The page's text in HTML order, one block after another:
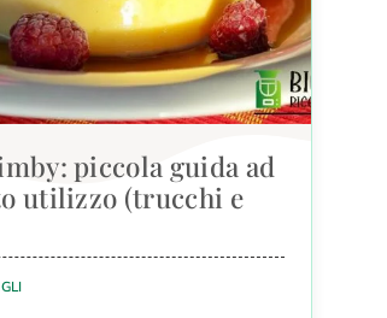
piccola guida ad
utilizzo (trucchi e